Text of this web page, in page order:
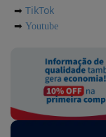
➡ TikTok
➡ Youtube